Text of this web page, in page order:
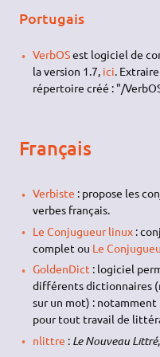
Portugais
VerbOSest logiciel de
la version 1.7, ici.
répertoire créé : "/
Français
Verbiste : propose les
verbes français.
Le Conjugueur linux:
complet ou Le
GoldenDict : logiciel
différents dictionnaires
sur un mot) :
pour tout travail de
nlittre : Le Nouveau Littré